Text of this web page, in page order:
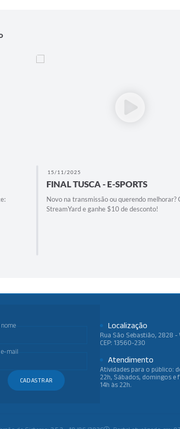
15/11/2025
FINAL TUSCA - E-SPORTS
Novo na transmissão ou querendo melhorar?
StreamYard e ganhe $10 de desconto!
nome
e-mail
CADASTRAR
Localização
Rua São Sebastião, 2828 -
CEP: 13560-230
Atendimento
Atividades para o público:
22h, Sábados, domingos e
14h às 22h.